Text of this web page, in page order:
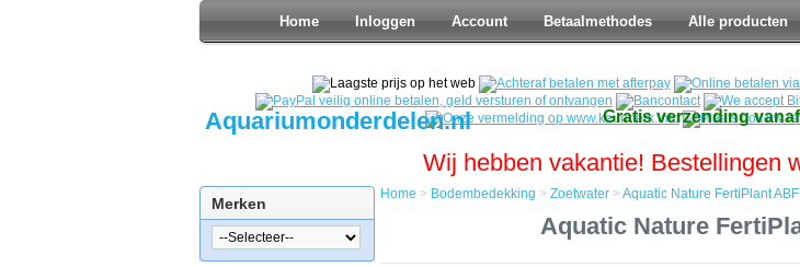
Home Inloggen Account Betaalmethodes Alle producten
Aquariumonderdelen.nl Gratis verzending
Wij hebben vakantie! Bestellingen
Merken
Home > Bodembedekking > Zoetwater > Aquatic Nature FertiPlant
Aquatic Nature